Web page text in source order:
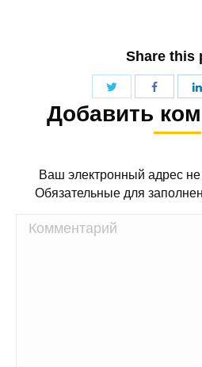
Share this
Поделиться
Twitter
Добавить
Ваш электронный адрес не
Обязательные для
Комментарий